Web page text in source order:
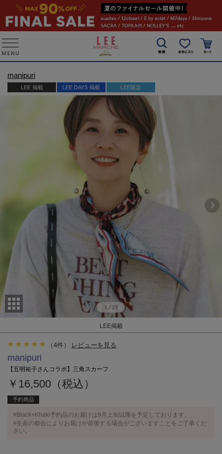
manipuri
LEE 掲載 LEE DAYS 掲載 LEE限定
1 / 27
LEE掲載
（4件） レビューを見る
manipuri
【五明祐子さんコラボ】三角スカーフ
￥16,500（税込）
予約商品
※Black×Khaki予約品のお届けは9月上旬以降を予定しております。
※生産の都合によりお届けが前後する場合がございますことをご了承くだ
さい。